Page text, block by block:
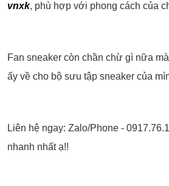
vnxk, phù hợp với phong cách của
Fan sneaker còn chần chừ gì nữa
ấy về cho bộ sưu tập sneaker của
Liên hệ ngay: Zalo/Phone -
nhanh nhất ạ!!